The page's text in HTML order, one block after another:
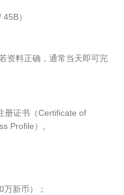
）
资料正确，通常当天即可完
册证书（Certificate of
Profile）。
新币）；